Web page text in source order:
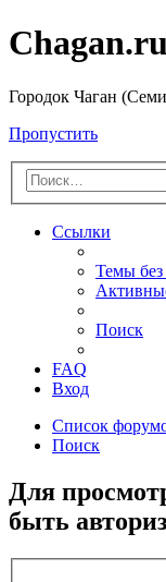
Chagan.ru
Городок Чаган
Пропустить
Ссылки
Темы без
Поиск
FAQ
Вход
Список
Поиск
Для
быть